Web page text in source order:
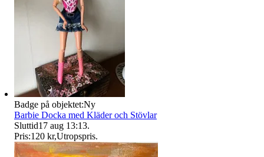
Badge på objektet:Ny
Barbie Docka med Kläder och Stövlar
Sluttid17 aug 13:13.
Pris:120 kr,Utropspris.